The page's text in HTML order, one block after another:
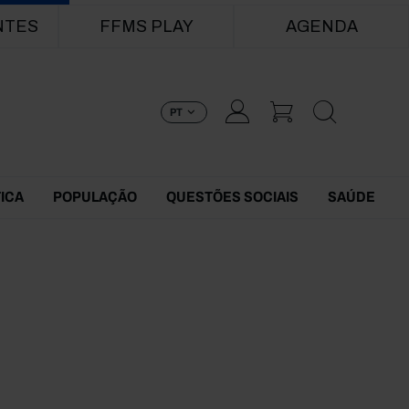
FFMS PLAY AGENDA
PT
POPULAÇÃO QUESTÕES SOCIAIS SAÚDE